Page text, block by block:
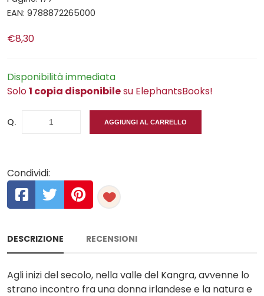
EAN: 9788872265000
€8,30
Disponibilità immediata
Solo1 copia disponibilesu ElephantsBooks!
Q. AGGIUNGI AL CARRELLO
Condividi:
DESCRIZIONE RECENSIONI
Agli inizi del secolo, nella valle del Kangra, avvenne lo
strano incontro fra una donna irlandese e la natura e